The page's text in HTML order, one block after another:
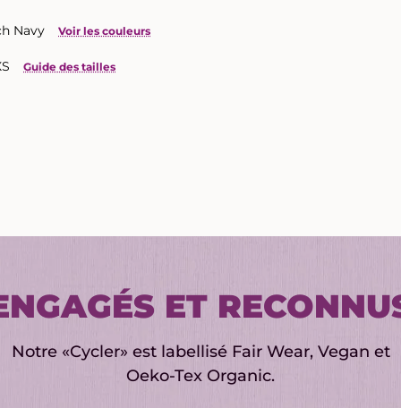
Navy Voir les couleurs
Guide des tailles
ET
Notre «Cycler» est labellisé Fair Wear, Vegan et
Oeko-Tex Organic.